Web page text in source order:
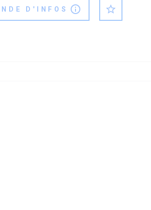
D'INFOS info_outline star_outline